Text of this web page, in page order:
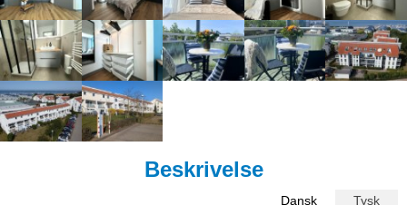
Beskrivelse
Dansk Tysk